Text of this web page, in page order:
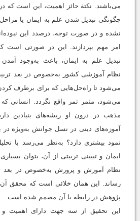
می‌باشند. نکتة حائز اهمیت، این است که
چگونگی تبدیل شدن علم به ایمان یا
نشده و در صورت توجه، درصدد این
امر مهم بپردازند. این در صورتی است
تبدیل علم به ایمان، باعث به‌وجود
نظام آموزشی کشور به‌خصوص در بعد
می‌شود تا راه‌حل‌هایی که برای برطرف
می‌شود، مثمر ثمر واقع نگردد. انسانی
مذهب در درون او ریشه‌های بنیادین
آموزه‌های دینی در نسل جوانش به‌ویژه
نمود بیشتری دارد؟ به‌نظر می‌رسد با
ایمان و تبیینی تربیتی از آن، بتوان
نظام آموزش و پرورش به‌خصوص در بعد
رساند. این همان خلائی است که محقق
پژوهش در رابطه با آن مصمم شده است.‬‬‬‬‬‬‬‬‬‬‬‬‬‬‬‬‬‬‬‬‬‬‬‬
این تحقیق از سه جهت دارای اهمیت